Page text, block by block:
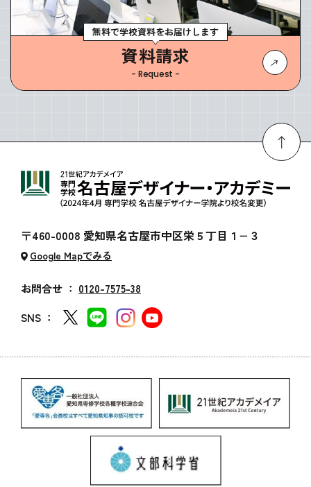
無料で学校資料をお届けします
資料請求
- Request -
〒460-0008 愛知県名古屋市中区栄５丁目１−３
Google Mapでみる
お問合せ ： 0120-7575-38
SNS ：